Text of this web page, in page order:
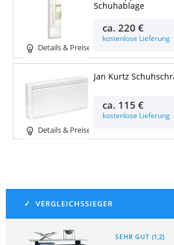
Details & Preise
Schuhablage
ca.220 €
kostenlose Lieferung
Details & Preise
Jan Kurtz
ca. 115 €
kostenlose Lieferung
SEHR GUT (1,2)